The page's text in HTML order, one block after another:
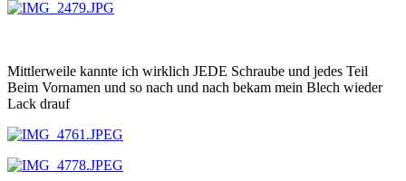
Mittlerweile kannte ich wirklich JEDE Schraube und jedes Teil
Beim Vornamen und so nach und nach bekam mein Blech wieder
Lack drauf